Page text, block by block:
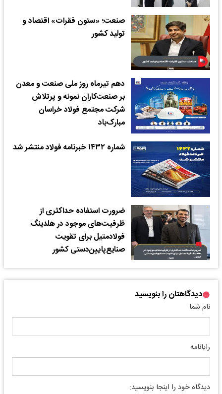
صنعت؛ «ستون فقرات» اقتصاد و
تولید کشور
دهم تیرماه روز ملی صنعت و معدن
بر صنعت‌کاران نمونه و پرتلاش
شرکت مجتمع فولاد خراسان
مبارک‌باد
شماره ۱۴۳۲ خبرنامه فولاد منتشر شد
ضرورت استفاده حداکثری از
ظرفیت‌های موجود در هلدینگ
فولادمتیل برای تقویت
صنایع‌پایین‌دستی کشور
دیدگاهتان را بنویسید
نام شما
رایانامه
دیدگاه خود را اینجا بنویسید: